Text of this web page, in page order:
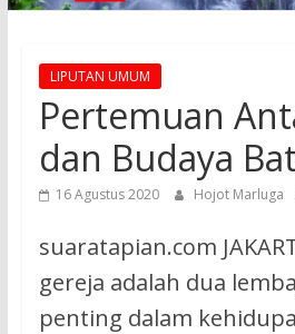
LIPUTAN UMUM
Pertemuan
dan Budaya
16 Agustus 2020 Hojot Marluga
suaratapian.com
gereja adalah dua
penting dalam